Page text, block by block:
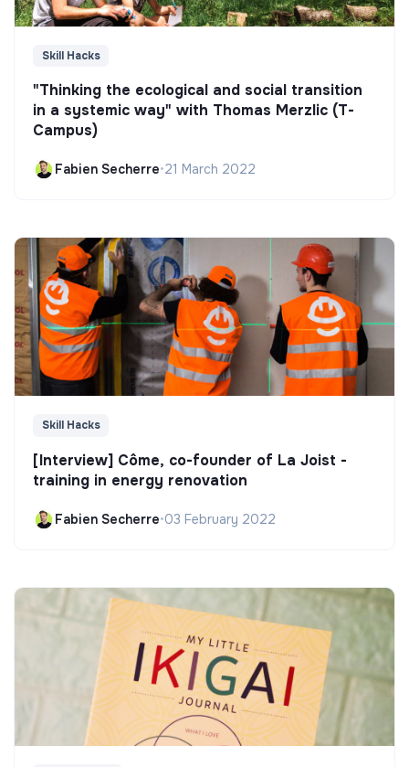
Skill Hacks
"Thinking the ecological and social transition
in a systemic way" with Thomas Merzlic (T-
Campus)
Fabien Secherre•21 March 2022
Skill Hacks
[Interview] Côme, co-founder of La Joist -
training in energy renovation
Fabien Secherre•03 February 2022